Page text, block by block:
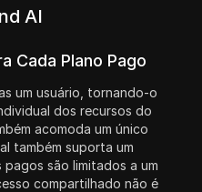
AI
Cada Plano Pago
um usuário, tornando-o
dos recursos do
acomoda um único
também suporta um
são limitados a um
compartilhado não é